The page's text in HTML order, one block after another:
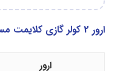
ارور 2 کولر گازی کلایمت مستر
ارور